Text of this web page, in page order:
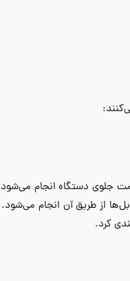
جلوی دستگاه انجام می‌شود.
از طریق آن انجام می‌شود.
کرد.